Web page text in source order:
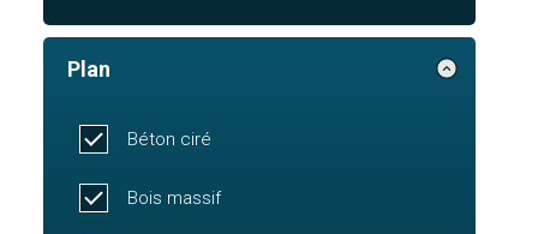
Plan
Béton ciré
Bois massif